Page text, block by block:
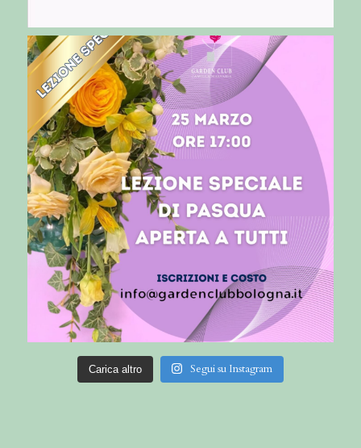
Carica altro Segui su Instagram